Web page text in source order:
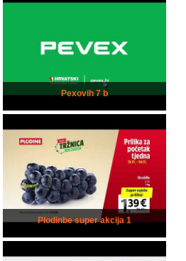
Pexovih 7 b
Plodinbe super akcija 1